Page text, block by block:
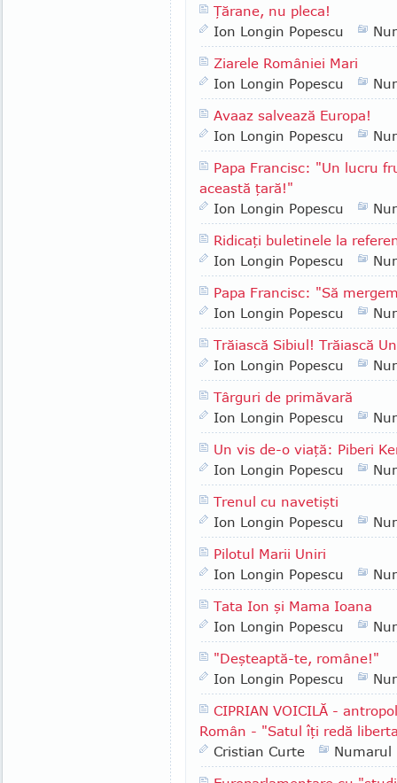
Ţărane, nu pleca!
Ion Longin Popescu
Ziarele României Mari
Ion Longin Popescu
Avaaz salvează Europa!
Ion Longin Popescu
Papa Francisc: "Un lucru
această ţară!"
Ion Longin Popescu
Ridicaţi buletinele la
Ion Longin Popescu
Papa Francisc: "Să
Ion Longin Popescu
Trăiască Sibiul! Trăiască
Ion Longin Popescu
Târguri de primăvară
Ion Longin Popescu
Un vis de-o viaţă: Piberi
Ion Longin Popescu
Trenul cu navetişti
Ion Longin Popescu
Pilotul Marii Uniri
Ion Longin Popescu
Tata Ion şi Mama Ioana
Ion Longin Popescu
"Deşteaptă-te, române!"
Ion Longin Popescu
CIPRIAN VOICILĂ -
Român - "Satul îţi redă
Cristian Curte
Numarul